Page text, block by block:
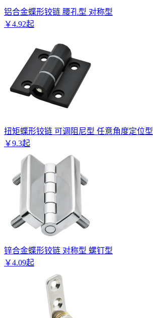
铝合金蝶形铰链 腰孔型 对称型
￥4.92起
扭矩蝶形铰链 可调阻尼型 任意角度定位型
￥9.3起
锌合金蝶形铰链 对称型 螺钉型
￥4.09起